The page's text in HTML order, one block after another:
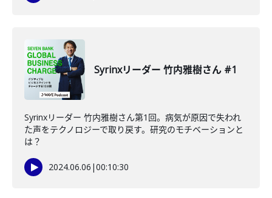
Syrinxリーダー 竹内雅樹さん #1
Syrinxリーダー 竹内雅樹さん第1回。病気が原因で失われ
た声をテクノロジーで取り戻す。研究のモチベーションと
は？
2024.06.06 |00:10:30